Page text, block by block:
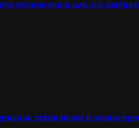
механизма и как его
технологии и этапы